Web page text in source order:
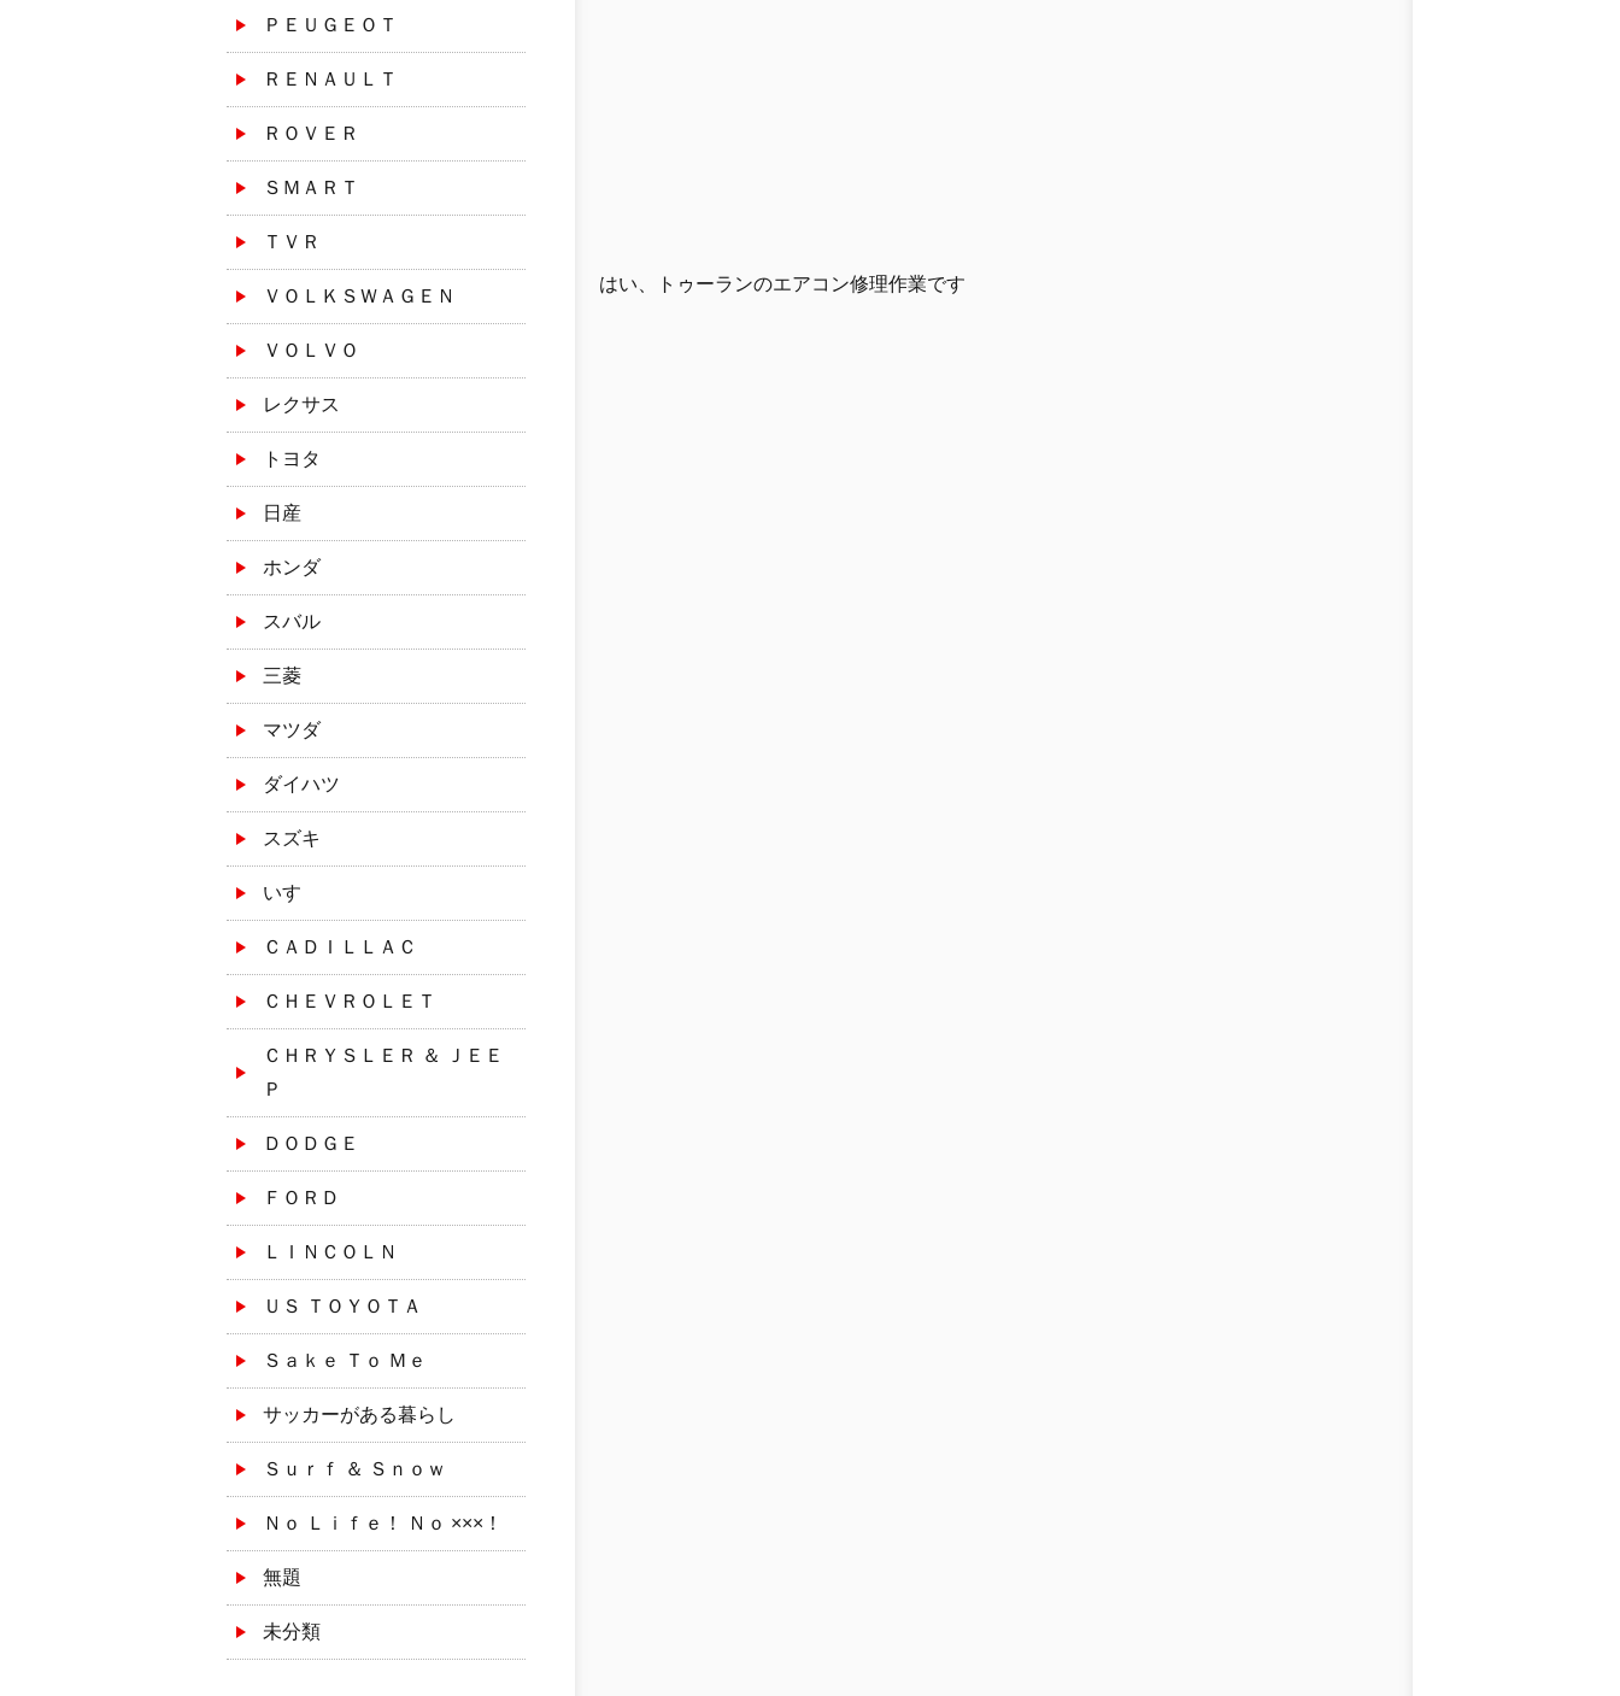
ＰＥＵＧＥＯＴ
ＲＥＮＡＵＬＴ
ＲＯＶＥＲ
ＳＭＡＲＴ
ＴＶＲ
ＶＯＬＫＳＷＡＧＥＮ
ＶＯＬＶＯ
レクサス
トヨタ
日産
ホンダ
スバル
三菱
マツダ
ダイハツ
スズキ
いすゞ
ＣＡＤＩＬＬＡＣ
ＣＨＥＶＲＯＬＥＴ
ＣＨＲＹＳＬＥＲ ＆ ＪＥＥ
Ｐ
ＤＯＤＧＥ
ＦＯＲＤ
ＬＩＮＣＯＬＮ
ＵＳ ＴＯＹＯＴＡ
Ｓａｋｅ Ｔｏ Ｍｅ
サッカーがある暮らし
Ｓｕｒｆ ＆ Ｓｎｏｗ
Ｎｏ Ｌｉｆｅ！ Ｎｏ ×××！
無題
未分類
はい、トゥーランのエアコン修理作業です